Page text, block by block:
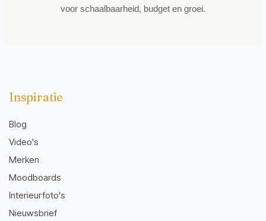
voor schaalbaarheid, budget en groei.
Inspiratie
Blog
Video's
Merken
Moodboards
Interieurfoto's
Nieuwsbrief